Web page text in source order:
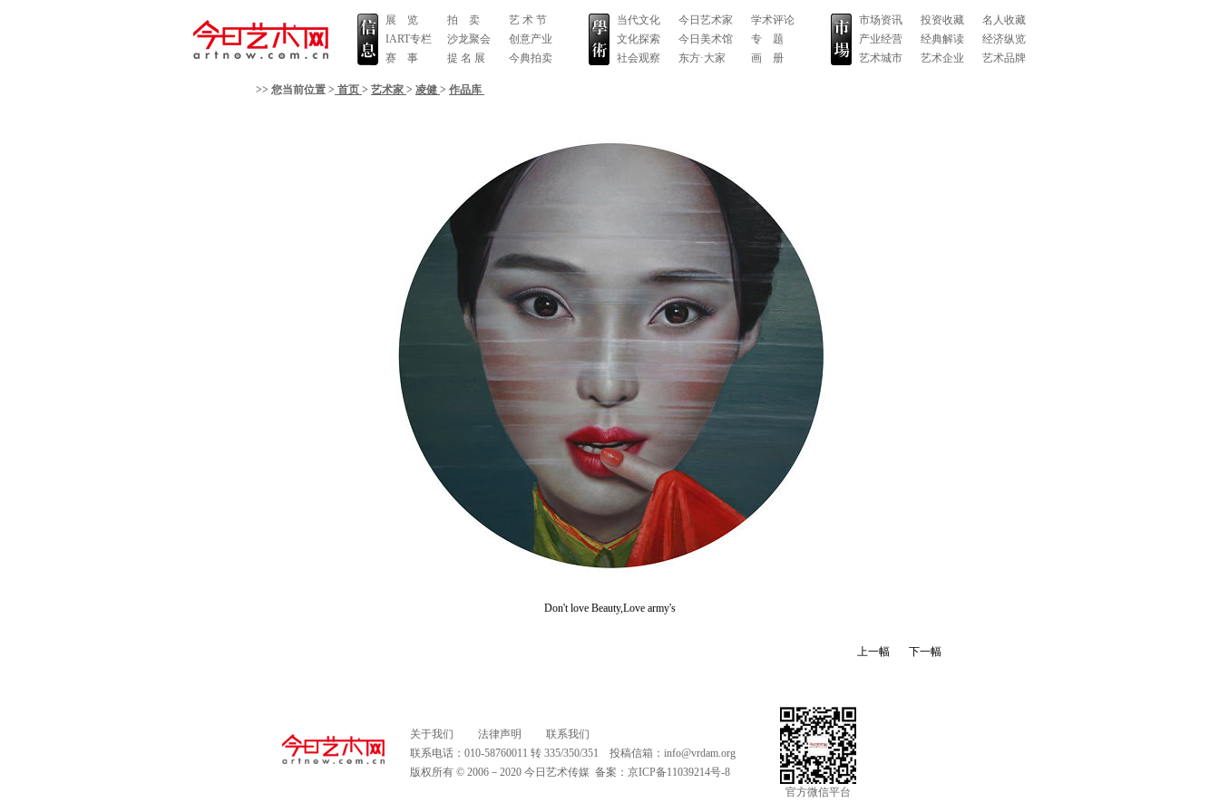
展 览
IART专栏
赛 事
拍 卖
沙龙聚会
提 名 展
艺 术 节
创意产业
今典拍卖
当代文化
文化探索
社会观察
今日艺术家
今日美术馆
东方·大家
学术评论
专 题
画 册
市场资讯
产业经营
艺术城市
投资收藏
经典解读
艺术企业
名人收藏
经济纵览
艺术品牌
>> 您当前位置 > 首页 > 艺术家 > 凌健 > 作品库
Don't love Beauty,Love army's
上一幅 下一幅
关于我们 法律声明
联系我们
联系电话：010-58760011 转 335/350/351 投稿信箱： info@vrdam.org
版权所有 © 2006－2020 今日艺术传媒 备案： 京ICP备11039214号-8
官方微信平台